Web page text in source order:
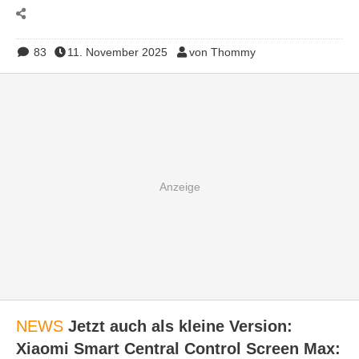
83 11. November 2025 von Thommy
NEWS Jetzt auch als kleine Version:
Xiaomi Smart Central Control Screen Max: